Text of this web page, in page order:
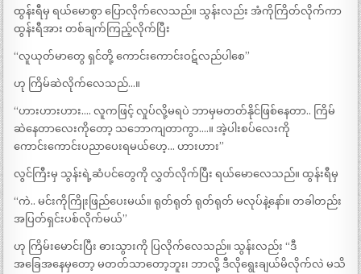
ထွန်းရီမှ ရယ်မောစွာ ပြောလိုက်လေသည်။ သွန်းလည်း အံကိုကြိတ်လိုက်ကာ
ထွန်းရီအား တစ်ချက်ကြည့်လိုက်ပြီး
“လူယုတ်မာတွေ ရှင်တို့ ကောင်းကောင်းဝဋ်လည်ပါစေ”
ဟု ကြိမ်ဆဲလိုက်လေသည်…။
“ဟားဟားဟား…. လူကဖြင့် လှုပ်လို့မရပဲ ဘာမှမတတ်နိုင်ဖြစ်နေတာ.. ကြိမ်
ဆဲနေတာလေးကိုတော့ သဘောကျတာကွာ….။ အဲ့ပါးစပ်လေးကို
ကောင်းကောင်းပညာပေးရမယ်ဟေ့… ဟားဟား”
လွင်ကြီးမှ သွန်းရဲ့ဆံပင်တွေကို လွှတ်လိုက်ပြီး ရယ်မောလေသည်။ ထွန်းရီမှ
“ကဲ.. မင်းကိုကြိုးဖြည်ပေးမယ်။ ရုတ်ရုတ် ရုတ်ရုတ် မလုပ်နဲ့နော်။ တခါတည်း
အပြတ်ရှင်းပစ်လိုက်မယ်”
ဟု ကြိမ်း‌မောင်းပြီး ဓားသွားကို ပြလိုက်လေသည်။ သွန်းလည်း “ဒီ
အခြေအနေမှတော့ မတတ်သာတော့ဘူး၊ ဘာလို့ ဒီလိုရွေးချယ်မိလိုက်လဲ မသိ